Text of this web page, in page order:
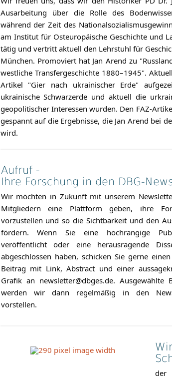
Ausarbeitung über die Rolle des
während der Zeit des
am Institut für Osteuropäische Geschichte und
tätig und vertritt aktuell den Lehrstuhl für
München. Promoviert hat Jan Arend zu
westliche Transfergeschichte 1880–1945".
Artikel "Gier nach ukrainischer Erde"
ukrainische Schwarzerde und aktuell die
geopolitischer Interessen wurden. Den FAZ-
gespannt auf die Ergebnisse, die Jan Arend bei
wird.
Aufruf -
Ihre Forschung in den DBG-
Wir möchten in Zukunft mit unserem
Mitgliedern eine Plattform geben, ihre
vorzustellen und so die Sichtbarkeit und den
fördern. Wenn Sie eine hochrangige
veröffentlicht oder eine herausragende
abgeschlossen haben, schicken Sie gerne
Beitrag mit Link, Abstract und einer
Grafik an newsletter@dbges.de. Ausgewählte
werden wir dann regelmäßig in den
vorstellen.
der